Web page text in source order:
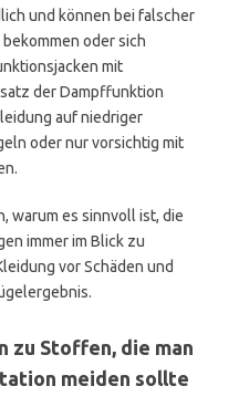
und können bei falscher
oder sich
mit
der Dampffunktion
auf niedriger
oder nur vorsichtig mit
warum es sinnvoll ist, die
immer im Blick zu
vor Schäden und
zu Stoffen, die man
meiden sollte